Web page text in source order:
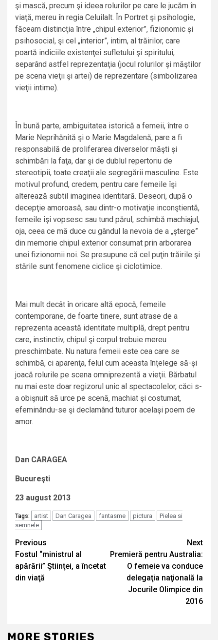
şi mască, precum şi ideea rolurilor pe care le jucăm în
viaţă, mereu în regia Celuilalt. În Portret şi psihologie,
făceam distincţia între „chipul exterior”, fizionomic şi
psihosocial, şi cel „interior”, intim, al trăirilor, care
poartă indiciile existenţei sufletului şi spiritului,
separând astfel reprezentaţia (jocul rolurilor şi măştilor
pe scena vieţii şi artei) de reprezentare (simbolizarea
vieţii intime).
În bună parte, ambiguitatea istorică a femeii, între o
Marie Neprihănită şi o Marie Magdalenă, pare a fi
responsabilă de proliferarea diverselor măşti şi
schimbări la faţa, dar şi de dublul repertoriu de
stereotipii, toate creaţii ale segregării masculine. Este
motivul profund, credem, pentru care femeile îşi
alterează subtil imaginea identitară. Deseori, după o
decepţie amoroasă, sau dintr-o motivaţie inconştientă,
femeile îşi vopsesc sau tund părul, schimbă machiajul,
oja, ceea ce mă duce cu gândul la nevoia de a „şterge”
din memorie chipul exterior consumat prin arborarea
unei fizionomii noi. Se presupune că cel puţin trăirile şi
stările sunt fenomene ciclice şi ciclotimice.
Mai mult decât în oricare altă epocă, femeile
contemporane, de foarte tinere, sunt atrase de a
reprezenta această identitate multiplă, drept pentru
care, instinctiv, chipul şi corpul trebuie mereu
preschimbate. Nu natura femeii este cea care se
schimbă, ci aparenţa, felul cum aceasta înţelege să-şi
joacă rolurile pe scena omniprezentă a vieţii. Bărbatul
nu mai este doar regizorul unic al spectacolelor, căci s-
a obişnuit să urce pe scenă, machiat şi costumat,
efeminându-se şi declamând tuturor acelaşi poem de
amor.
Dan CARAGEA
Bucureşti
23 august 2013
Tags: artist Dan Caragea fantasme pictura
Pielea si
semnele
Continue
Reading
Previous
Fostul “ministrul al
apărării” Ştiinţei, a încetat
din viaţă
Next
Premieră pentru Australia:
O femeie va conduce
delegaţia naţională la
Jocurile Olimpice din
2016
MORE STORIES